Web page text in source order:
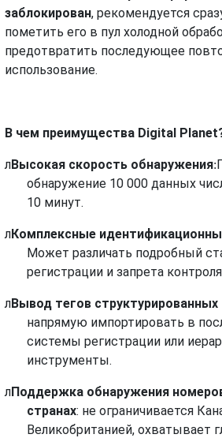
заблокирован, рекомендуется
пометить его в пул холодной
предотвратить последующее
использование.
В чем преимущества Digital
лВысокая скорость обнаружения:
обнаружение 10 000 данных
10 минут.
лКомплексные
Может различать подробный
регистрации и запрета
лВывод тегов
напрямую импортировать в
системы регистрации или
инструменты.
лПоддержка обнаружения
странах: не ограничивается
Великобританией, охватывает